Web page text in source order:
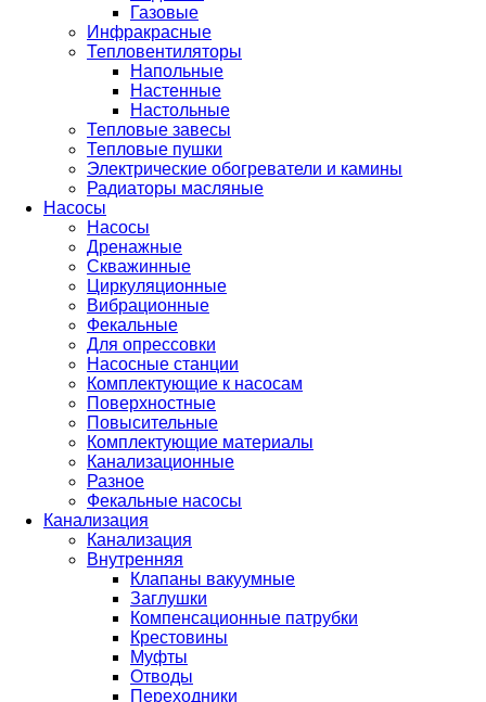
Газовые
Инфракрасные
Тепловентиляторы
Напольные
Настенные
Настольные
Тепловые завесы
Тепловые пушки
Электрические обогреватели и камины
Радиаторы масляные
Насосы
Насосы
Дренажные
Скважинные
Циркуляционные
Вибрационные
Фекальные
Для опрессовки
Насосные станции
Комплектующие к насосам
Поверхностные
Повысительные
Комплектующие материалы
Канализационные
Разное
Фекальные насосы
Канализация
Канализация
Внутренняя
Клапаны вакуумные
Заглушки
Компенсационные патрубки
Крестовины
Муфты
Отводы
Переходники